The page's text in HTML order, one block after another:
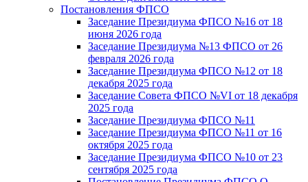
Постановления ФПСО
Заседание Президиума ФПСО №16 от 18
июня 2026 года
Заседание Президиума №13 ФПСО от 26
февраля 2026 года
Заседание Президиума ФПСО №12 от 18
декабря 2025 года
Заседание Совета ФПСО №VI от 18 декабря
2025 года
Заседание Президиума ФПСО №11
Заседание Президиума ФПСО №11 от 16
октября 2025 года
Заседание Президиума ФПСО №10 от 23
сентября 2025 года